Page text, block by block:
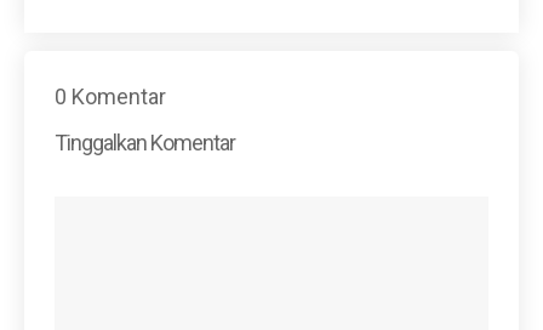
0 Komentar
Tinggalkan Komentar